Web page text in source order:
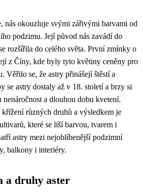
nás okouzluje svými zářivými barvami od
podzimu. Její původ nás zavádí do
rozšířila do celého světa. První zmínky o
z Číny, kde byly tyto květiny ceněny pro
Věřilo se, že astry přinášejí štěstí a
se astry dostaly až v 18. století a brzy si
a dlouhou dobu kvetení.
křížení různých druhů a výsledkem je
které se liší barvou, tvarem i
astry mezi nejoblíbenější podzimní
balkony i interiéry.
a druhy aster